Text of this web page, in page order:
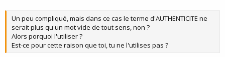
Un peu compliqué, mais dans ce cas le terme d'AUTHENTICITE ne
serait plus qu'un mot vide de tout sens, non ?
Alors porquoi l'utiliser ?
Est-ce pour cette raison que toi, tu ne l'utilises pas ?